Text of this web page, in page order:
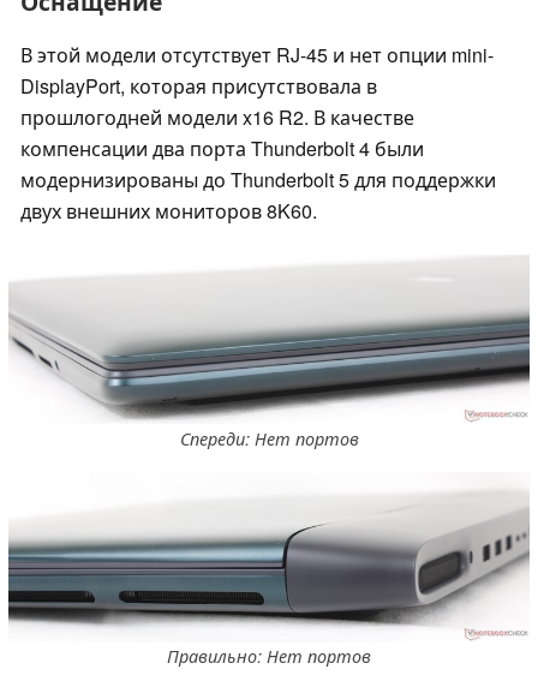
В этой модели отсутствует RJ-45 и нет опции mini-
DisplayPort, которая присутствовала в
прошлогодней модели x16 R2. В качестве
компенсации два порта Thunderbolt 4 были
модернизированы до Thunderbolt 5 для поддержки
двух внешних мониторов 8K60.
Спереди: Нет портов
Правильно: Нет портов